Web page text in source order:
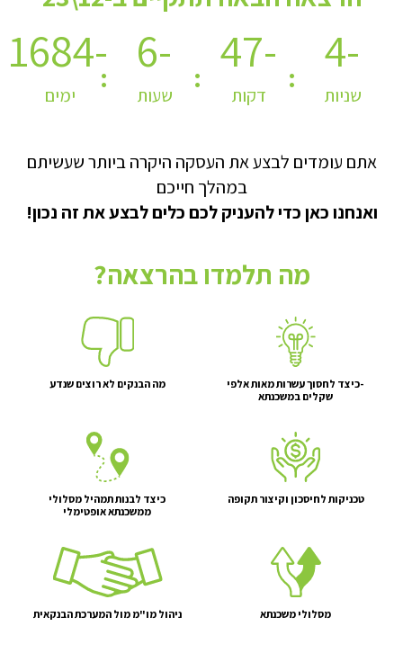
-1684
ימים
-6
שעות
-47
דקות
-5
שניות
אתם עומדים לבצע את העסקה היקרה ביותר שעשיתם
במהלך חייכם
ואנחנו כאן כדי להעניק לכם כלים לבצע את זה נכון!
מה תלמדו בהרצאה?
-כיצד לחסוך עשרות מאות אלפי
שקלים במשכנתא
מה הבנקים לא רוצים שנדע
טכניקות לחיסכון וקיצור תקופה
כיצד לבנות תמהיל מסלולי
ממשכנתא אופטימלי
מסלולי משכנתא ניהול מו"מ מול המערכת הבנקאית